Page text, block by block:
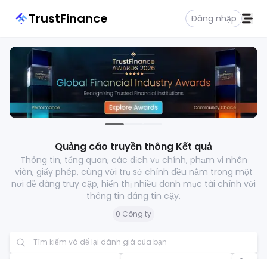
TrustFinance Đăng nhập
Quảng cáo truyền thông Kết quả
Thông tin, tổng quan, các dịch vụ chính, phạm vi nhân
viên, giấy phép, cùng với trụ sở chính đều nằm trong một
nơi dễ dàng truy cập, hiển thị nhiều danh mục tài chính với
thông tin đáng tin cậy.
0 Công ty